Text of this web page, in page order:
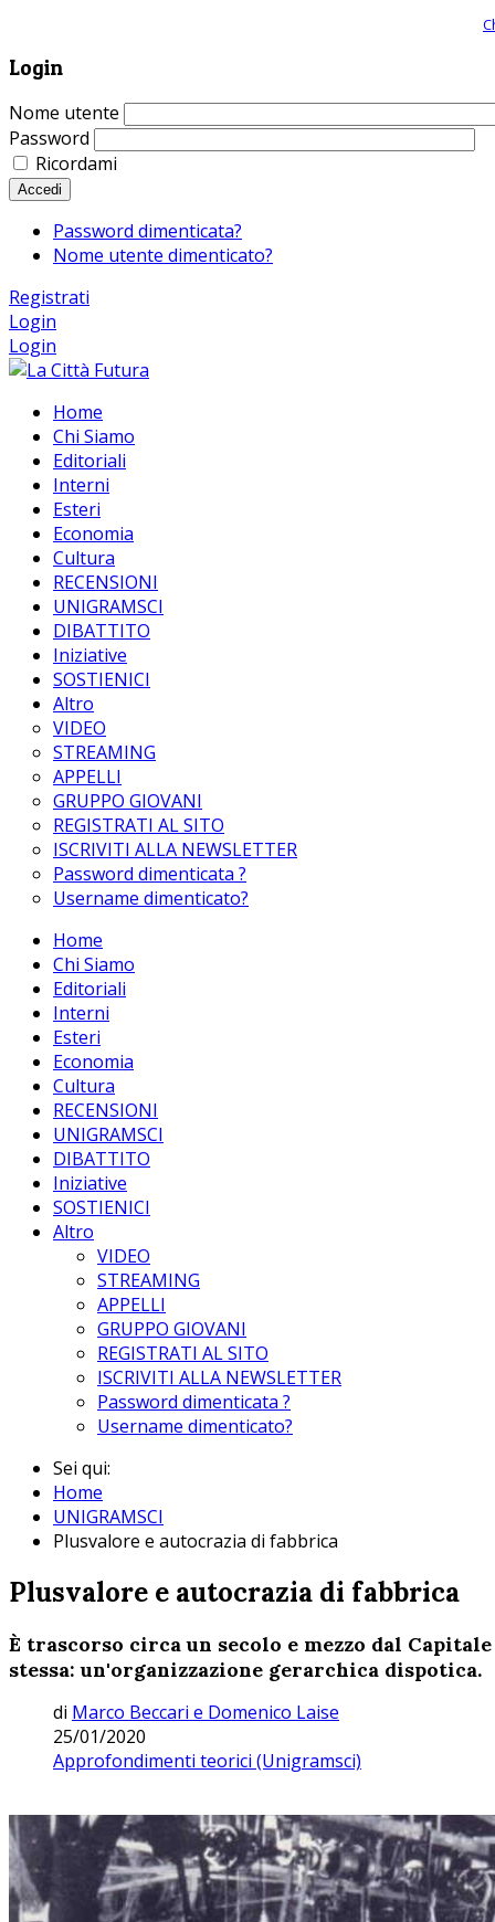
Login
Nome utente
Password
Ricordami
Accedi
Password dimenticata?
Nome utente dimenticato?
Registrati
Login
Login
Home
Chi Siamo
Editoriali
Interni
Esteri
Economia
Cultura
RECENSIONI
UNIGRAMSCI
DIBATTITO
Iniziative
SOSTIENICI
Altro
VIDEO
STREAMING
APPELLI
GRUPPO GIOVANI
REGISTRATI AL SITO
ISCRIVITI ALLA NEWSLETTER
Password dimenticata ?
Username dimenticato?
Home
Chi Siamo
Editoriali
Interni
Esteri
Economia
Cultura
RECENSIONI
UNIGRAMSCI
DIBATTITO
Iniziative
SOSTIENICI
Altro
VIDEO
STREAMING
APPELLI
GRUPPO GIOVANI
REGISTRATI AL SITO
ISCRIVITI ALLA NEWSLETTER
Password dimenticata ?
Username dimenticato?
Sei qui:
Home
UNIGRAMSCI
Plusvalore e autocrazia di fabbrica
Plusvalore e autocrazia di fabbrica
È trascorso circa un secolo e mezzo dal
stessa: un'organizzazione gerarchica dispotica.
di Marco Beccari e Domenico Laise
25/01/2020
Approfondimenti teorici (Unigramsci)